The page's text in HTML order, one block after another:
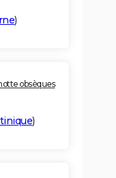
)
obsèques
)